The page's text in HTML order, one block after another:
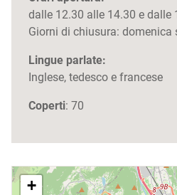
dalle 12.30 alle 14.30 e dalle
Giorni di chiusura: domenica
Lingue parlate:
Inglese, tedesco e francese
Coperti: 70
+